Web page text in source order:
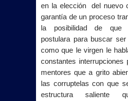
en la elección
del nuevo
garantía de un proceso
la posibilidad de que
postulara para buscar
como que le virgen le
constantes interrupciones
mentores que a grito
las corruptelas con que
estructura saliente